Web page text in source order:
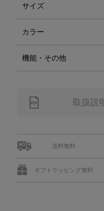
サイズ
カラー
機能・その他
取扱説
送料無料
ギフトラッピング無料